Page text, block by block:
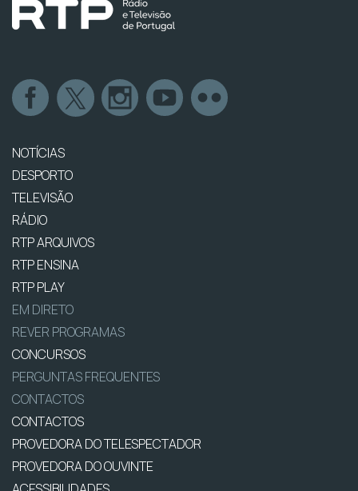
NOTÍCIAS
DESPORTO
TELEVISÃO
RÁDIO
RTP ARQUIVOS
RTP ENSINA
RTP PLAY
EM DIRETO
REVER PROGRAMAS
CONCURSOS
PERGUNTAS FREQUENTES
CONTACTOS
CONTACTOS
PROVEDORA DO TELESPECTADOR
PROVEDORA DO OUVINTE